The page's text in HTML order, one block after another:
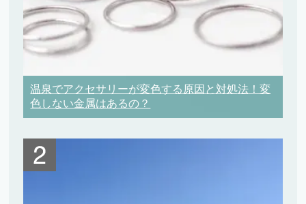
温泉でアクセサリーが変色する原因と対処法！変
色しない金属はあるの？